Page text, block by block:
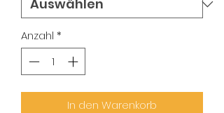
Anzahl *
In den Warenkorb